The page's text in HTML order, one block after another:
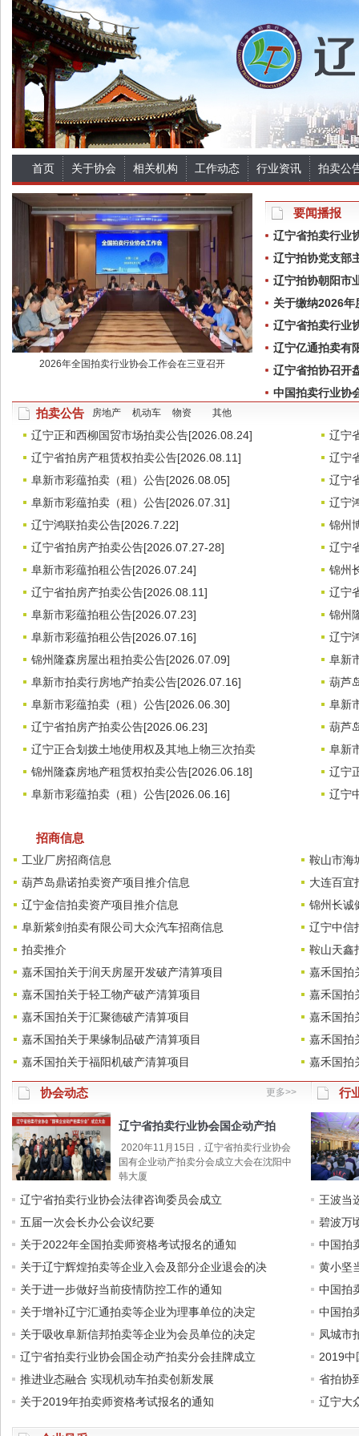
首页 关于协会 相关机构 工作动态 行业资讯 拍卖公
2026年全国拍卖行业协会工作会在三亚召开
要闻播报
辽宁省拍卖行业
辽宁拍协党支部
辽宁拍协朝阳市
关于缴纳2026年
辽宁省拍卖行业
辽宁亿通拍卖有
辽宁省拍协召开
中国拍卖行业协
拍卖公告 房地产 机动车 物资 其他
辽宁正和西柳国贸市场拍卖公告[2026.08.24]
辽宁
辽宁省拍房产租赁权拍卖公告[2026.08.11]
辽宁
阜新市彩蕴拍卖（租）公告[2026.08.05]
辽宁
阜新市彩蕴拍卖（租）公告[2026.07.31]
辽宁
辽宁鸿联拍卖公告[2026.7.22]
锦州
辽宁省拍房产拍卖公告[2026.07.27-28]
辽宁
阜新市彩蕴拍租公告[2026.07.24]
锦州
辽宁省拍房产拍卖公告[2026.08.11]
辽宁
阜新市彩蕴拍租公告[2026.07.23]
锦州
阜新市彩蕴拍租公告[2026.07.16]
辽宁
锦州隆森房屋出租拍卖公告[2026.07.09]
阜新
阜新市拍卖行房地产拍卖公告[2026.07.16]
葫芦
阜新市彩蕴拍卖（租）公告[2026.06.30]
阜新
辽宁省拍房产拍卖公告[2026.06.23]
葫芦
辽宁正合划拨土地使用权及其地上物三次拍卖
阜新
锦州隆森房地产租赁权拍卖公告[2026.06.18]
辽宁
阜新市彩蕴拍卖（租）公告[2026.06.16]
辽宁
招商信息
工业厂房招商信息
鞍山市海
葫芦岛鼎诺拍卖资产项目推介信息
大连百宜
辽宁金信拍卖资产项目推介信息
锦州长诚
阜新紫剑拍卖有限公司大众汽车招商信息
辽宁中信
拍卖推介
鞍山天鑫
嘉禾国拍关于润天房屋开发破产清算项目
嘉禾国拍
嘉禾国拍关于轻工物产破产清算项目
嘉禾国拍
嘉禾国拍关于汇聚德破产清算项目
嘉禾国拍
嘉禾国拍关于果缘制品破产清算项目
嘉禾国拍
嘉禾国拍关于福阳机破产清算项目
嘉禾国拍
更多>>
协会动态
辽宁省拍卖行业协会国企动产拍
2020年11月15日，辽宁省拍卖行业协会
国有企业动产拍卖分会成立大会在沈阳中
韩大厦
辽宁省拍卖行业协会法律咨询委员会成立
五届一次会长办公会议纪要
关于2022年全国拍卖师资格考试报名的通知
关于辽宁辉煌拍卖等企业入会及部分企业退会的决
关于进一步做好当前疫情防控工作的通知
关于增补辽宁汇通拍卖等企业为理事单位的决定
关于吸收阜新信邦拍卖等企业为会员单位的决定
辽宁省拍卖行业协会国企动产拍卖分会挂牌成立
推进业态融合 实现机动车拍卖创新发展
关于2019年拍卖师资格考试报名的通知
行
王波当
碧波万
中国拍
黄小坚
中国拍
中国拍
凤城市
2019中
省拍协
辽宁大